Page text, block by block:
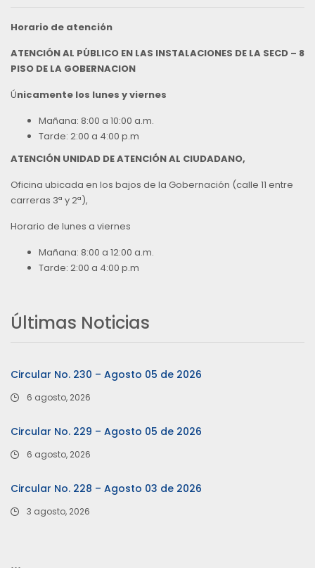
Horario de atención
ATENCIÓN AL PÚBLICO EN LAS INSTALACIONES DE LA SECD – 8
PISO DE LA GOBERNACION
Únicamente los lunes y viernes
Mañana: 8:00 a 10:00 a.m.
Tarde: 2:00 a 4:00 p.m
ATENCIÓN UNIDAD DE ATENCIÓN AL CIUDADANO,
Oficina ubicada en los bajos de la Gobernación (calle 11 entre
carreras 3ª y 2ª),
Horario de lunes a viernes
Mañana: 8:00 a 12:00 a.m.
Tarde: 2:00 a 4:00 p.m
Últimas Noticias
Circular No. 230 – Agosto 05 de 2026
6 agosto, 2026
Circular No. 229 – Agosto 05 de 2026
6 agosto, 2026
Circular No. 228 – Agosto 03 de 2026
3 agosto, 2026